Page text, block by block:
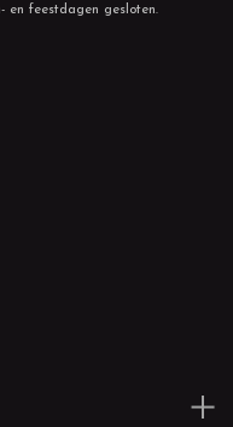
en feestdagen gesloten.